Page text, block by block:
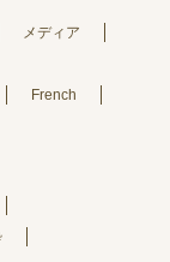
メディア
French